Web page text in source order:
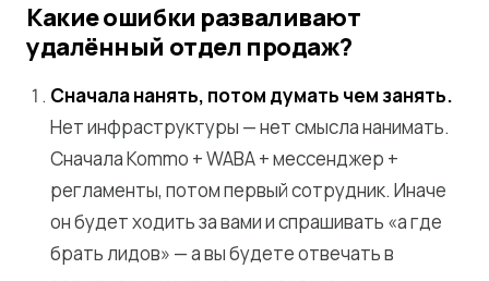
Какие ошибки разваливают
удалённый отдел продаж?
Сначала нанять, потом думать чем занять.
Нет инфраструктуры — нет смысла нанимать.
Сначала Kommo + WABA + мессенджер +
регламенты, потом первый сотрудник. Иначе
он будет ходить за вами и спрашивать «а где
брать лидов» — а вы будете отвечать в